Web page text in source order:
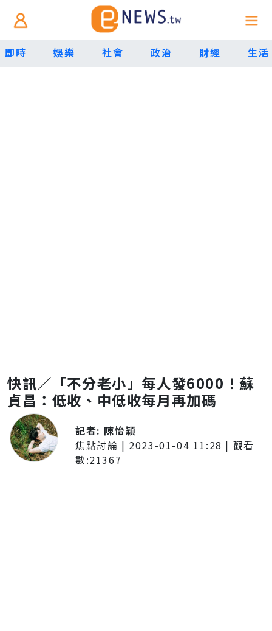
即時 娛樂 社會 政治 財經 生活
快訊／「不分老小」每人發6000！蘇
貞昌：低收、中低收每月再加碼
記者: 陳怡穎
焦點討論 | 2023-01-04 11:28 | 觀看
數:21367